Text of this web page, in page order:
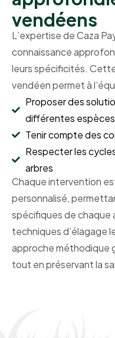
vendéens
L’expertise de Caza
connaissance
leurs spécificités.
vendéen permet à
Proposer des
différentes espèces
Tenir compte des
Respecter les
arbres
Chaque intervention
personnalisé,
spécifiques de chaque
techniques d’élagage
approche méthodique
tout en préservant la